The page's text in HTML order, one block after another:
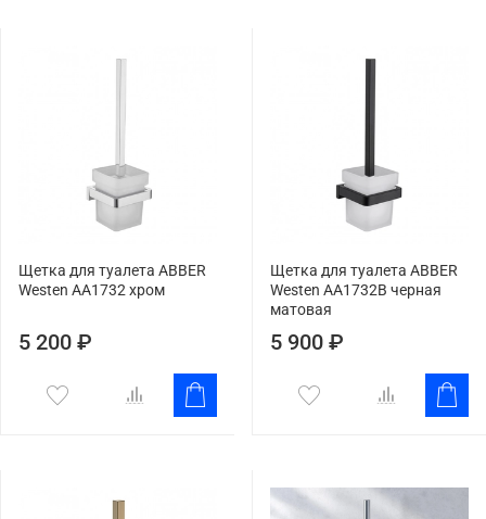
Щетка для туалета ABBER
Westen AA1732 хром
5 200 ₽
Щетка для туалета ABBER
Westen AA1732B черная
матовая
5 900 ₽